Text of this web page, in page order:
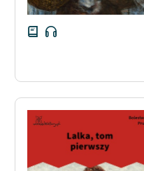
Deklaracja dostępności